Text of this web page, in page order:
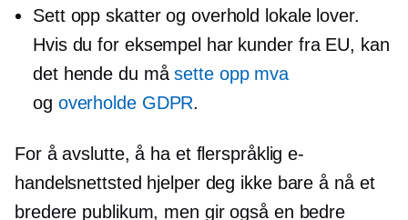
Sett opp skatter og overhold lokale lover.
Hvis du for eksempel har kunder fra EU, kan
det hende du måsette opp mva
og overholde GDPR.
For å avslutte, å ha et flerspråklig e-
handelsnettsted hjelper deg ikke bare å nå et
bredere publikum, men gir også en bedre